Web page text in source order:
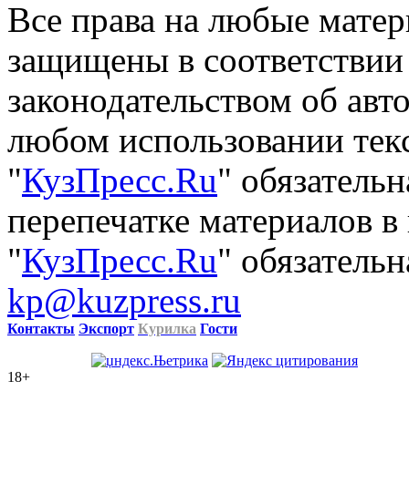
Все права на любые
защищены в
законодательством об
любом использовании
"КузПресс.Ru"
перепечатке материалов
"КузПресс.Ru"
kp@kuzpress.ru
Контакты Экспорт Курилка Гости
18+